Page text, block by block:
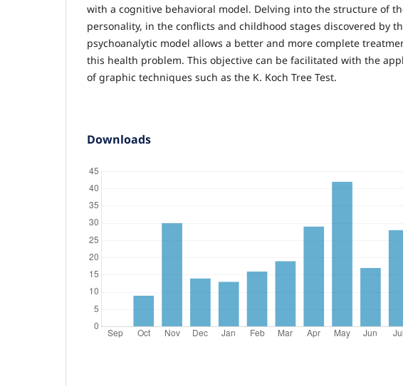
with a cognitive behavioral model. Delving into the structure of
personality, in the conflicts and childhood stages discovered by
psychoanalytic model allows a better and more complete
this health problem. This objective can be facilitated with the
of graphic techniques such as the K. Koch Tree Test.
Downloads